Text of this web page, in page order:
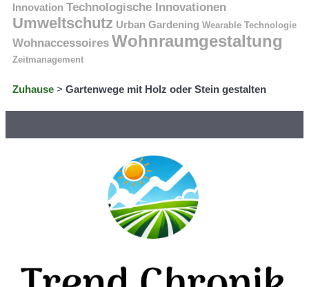
Innovation Technologische Innovationen
Umweltschutz Urban Gardening Wearable Technologie
Wohnaccessoires Wohnraumgestaltung
Zeitmanagement
Zuhause > Gartenwege mit Holz oder Stein gestalten